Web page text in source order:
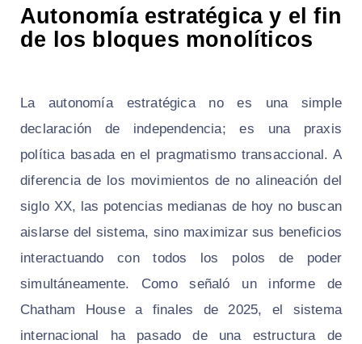
Autonomía estratégica y el fin
de los bloques monolíticos
La autonomía estratégica no es una simple
declaración de independencia; es una praxis
política basada en el pragmatismo transaccional. A
diferencia de los movimientos de no alineación del
siglo XX, las potencias medianas de hoy no buscan
aislarse del sistema, sino maximizar sus beneficios
interactuando con todos los polos de poder
simultáneamente. Como señaló un informe de
Chatham House a finales de 2025, el sistema
internacional ha pasado de una estructura de